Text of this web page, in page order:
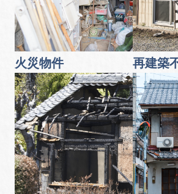
火災物件 再建築